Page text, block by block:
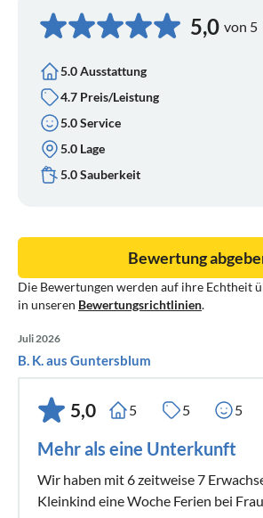
5,0 von 5
5.0 Ausstattung
4.7 Preis/Leistung
5.0 Service
5.0 Lage
5.0 Sauberkeit
Die Bewertungen werden auf ihre Echtheit
in unseren Bewertungsrichtlinien.
Bewertung
Juli 2026
B. K. aus Guntersblum
5,0 5 5 5
Mehr als eine Unterkunft
Wir haben mit 6 zeitweise 7
Kleinkind eine Woche Ferien bei